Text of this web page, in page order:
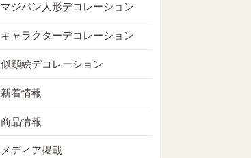
マジパン人形デコレーション
キャラクターデコレーション
似顔絵デコレーション
新着情報
商品情報
メディア掲載